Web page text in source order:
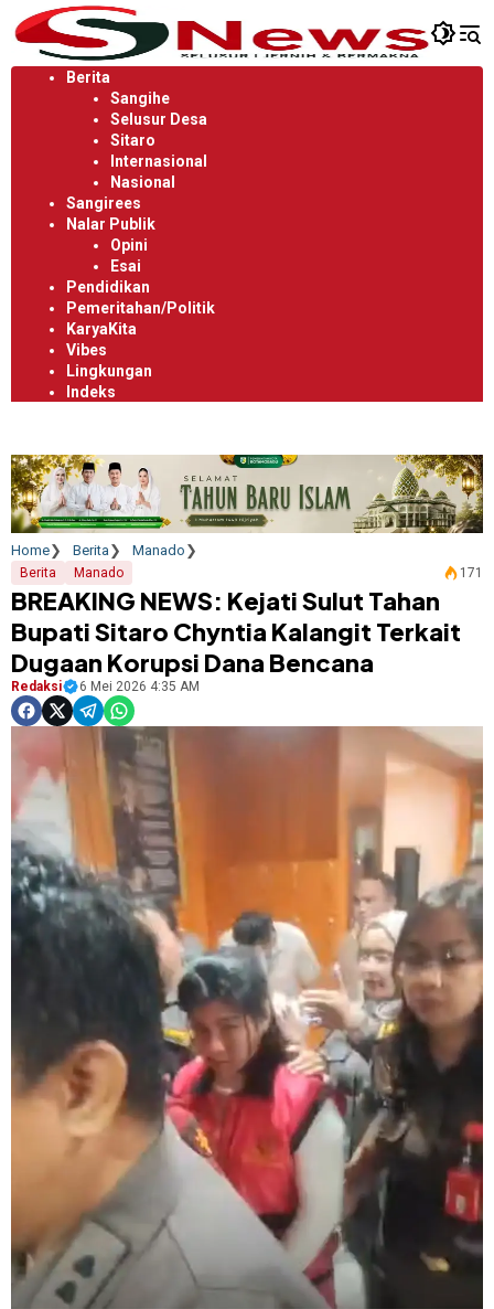
Langsung
ke
konten
Berita
Sangihe
Selusur Desa
Sitaro
Internasional
Nasional
Sangirees
Nalar Publik
Opini
Esai
Pendidikan
Pemeritahan/Politik
KaryaKita
Vibes
Lingkungan
Indeks
Home Berita Manado
Berita Manado 171
BREAKING NEWS: Kejati Sulut Tahan
Bupati Sitaro Chyntia Kalangit Terkait
Dugaan Korupsi Dana Bencana
Redaksi 6 Mei 2026 4:35 AM